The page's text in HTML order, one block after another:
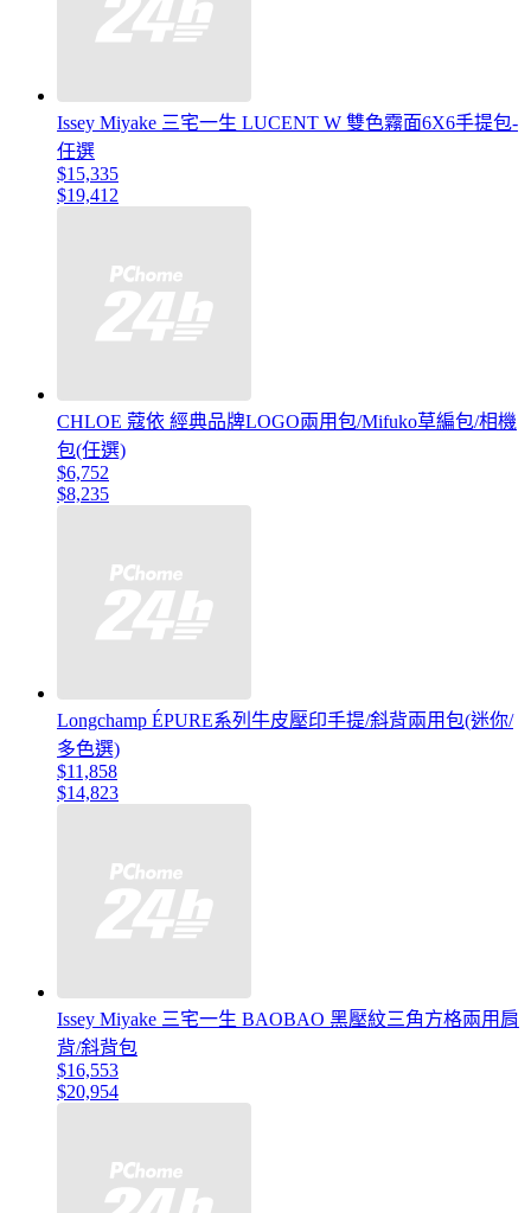
Issey Miyake 三宅一生 LUCENT W 雙色霧面6X6手提包-
任選
$15,335
$19,412
CHLOE 蔻依 經典品牌LOGO兩用包/Mifuko草編包/相機
包(任選)
$6,752
$8,235
Longchamp ÉPURE系列牛皮壓印手提/斜背兩用包(迷你/
多色選)
$11,858
$14,823
Issey Miyake 三宅一生 BAOBAO 黑壓紋三角方格兩用肩
背/斜背包
$16,553
$20,954